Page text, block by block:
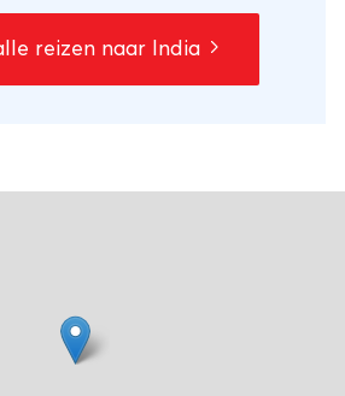
reizen naar India